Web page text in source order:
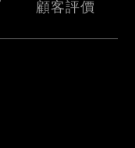
顧客評價